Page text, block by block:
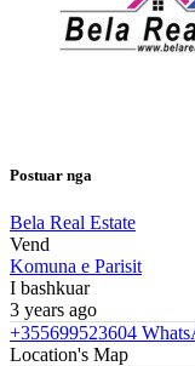
Postuar nga
Bela Real Estate
Vend
Komuna e Parisit
I bashkuar
3 years ago
+355699523604
Location's Map